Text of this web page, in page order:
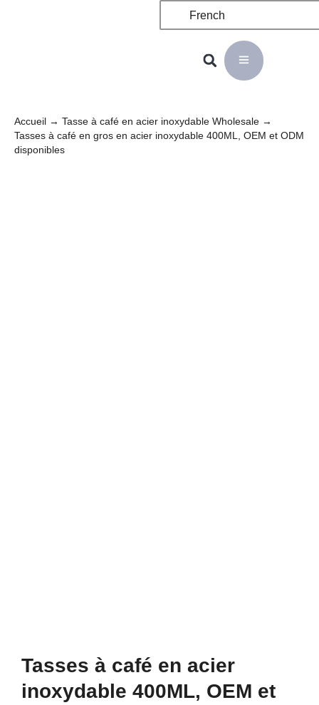
French
Accueil → Tasse à café en acier inoxydable Wholesale →
Tasses à café en gros en acier inoxydable 400ML, OEM et ODM
disponibles
Tasses à café en acier
inoxydable 400ML, OEM et